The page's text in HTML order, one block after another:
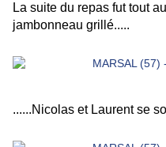
La suite du repas fut tout
jambonneau grillé.....
......Nicolas et Laurent se